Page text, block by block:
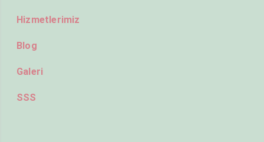
Hizmetlerimiz
Blog
Galeri
SSS